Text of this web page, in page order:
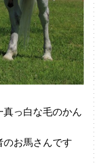
っ白な毛のかん
のお馬さんです